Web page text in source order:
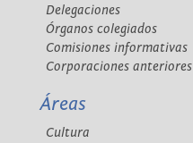
Delegaciones
Órganos colegiados
Comisiones informativas
Corporaciones anteriores
Áreas
Cultura